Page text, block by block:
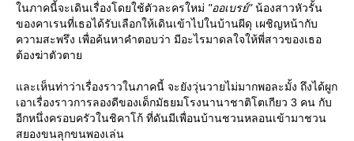
นภาคนี้จะเดินเรื่องโดยใช้ตัวละครใหม่ "ออเบรย์"น้องสาวหัวรั้น
ของคาเรนที่เธอได้รับเลือกให้เดินเข้าไปในบ้านผีดุ เผชิญหน้ากับ
ความสะพรึง เพื่อค้นหาคำตอบว่า มีอะไรมาดลใจให้พี่สาวของเธอ
ต้องฆ่าตัวตา
ละเห็นท่าว่าเรื่องราวในภาคนี้ จะยังวุ่นวายไม่มากพอละมั้ง ถึงได้ผูก
เอาเรื่องราวการลองดีของเด็กมัธยมโรงนานาชาติโตเกียว 3 คน กับ
อีกหนึ่งครอบครัวในชิคาโก้ ที่ดันมีเพื่อนบ้านชวนหลอนเข้ามาชวน
สยองขนลุกขนพองเล่น